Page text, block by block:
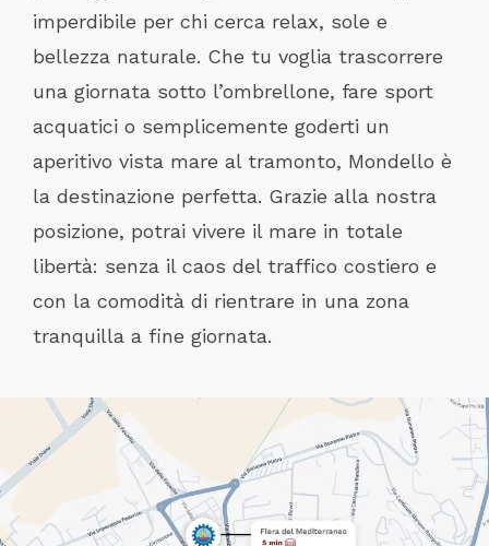
imperdibile per chi cerca relax, sole e
bellezza naturale. Che tu voglia trascorrere
una giornata sotto l’ombrellone, fare sport
acquatici o semplicemente goderti un
aperitivo vista mare al tramonto, Mondello è
la destinazione perfetta. Grazie alla nostra
posizione, potrai vivere il mare in totale
libertà: senza il caos del traffico costiero e
con la comodità di rientrare in una zona
tranquilla a fine giornata.